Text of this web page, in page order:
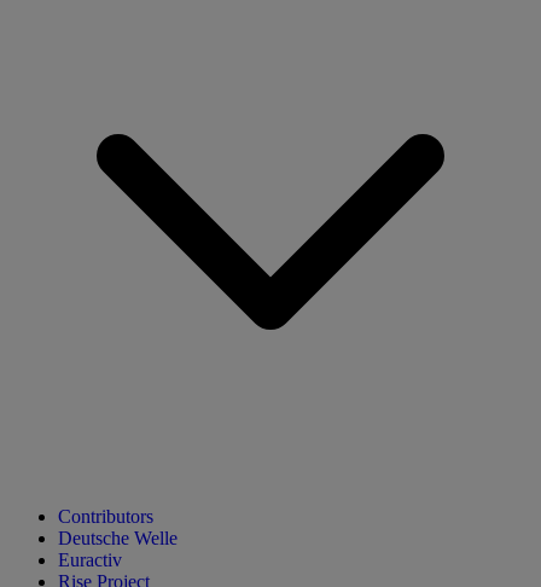
Contributors
Deutsche Welle
Euractiv
Rise Project